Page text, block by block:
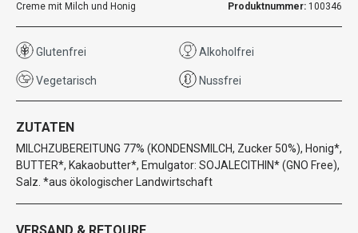
Creme mit Milch und Honig Produktnummer: 100346
Glutenfrei Alkoholfrei
Vegetarisch Nussfrei
ZUTATEN
MILCHZUBEREITUNG 77% (KONDENSMILCH, Zucker 50%), Honig*,
BUTTER*, Kakaobutter*, Emulgator: SOJALECITHIN* (GNO Free),
Salz. *aus ökologischer Landwirtschaft